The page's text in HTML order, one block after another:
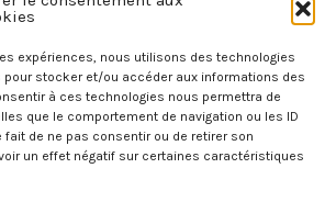
expériences, nous utilisons des technologies
stocker et/ou accéder aux informations des
à ces technologies nous permettra de
que le comportement de navigation ou les ID
fait de ne pas consentir ou de retirer son
un effet négatif sur certaines caractéristiques
,
€